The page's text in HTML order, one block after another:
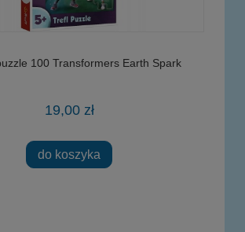
100 Transformers Earth Spark
19,00 zł
do koszyka